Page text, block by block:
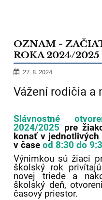
OZNAM -
ROKA 2024/2025
27. 8. 2024
Vážení rodičia a
Slávnostné
2024/2025 pre
konať v jednotlivých
v časeod 8:30 do
Výnimkou sú žiaci
školský rok
novej triede a
školský deň,
časový priestor.